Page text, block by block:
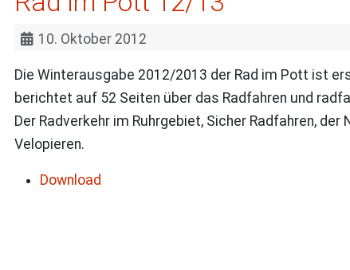
10. Oktober 2012
Die Winterausgabe 2012/2013 der Rad im Pott ist
berichtet auf 52 Seiten über das Radfahren und
Der Radverkehr im Ruhrgebiet, Sicher Radfahren,
Velopieren.
Download